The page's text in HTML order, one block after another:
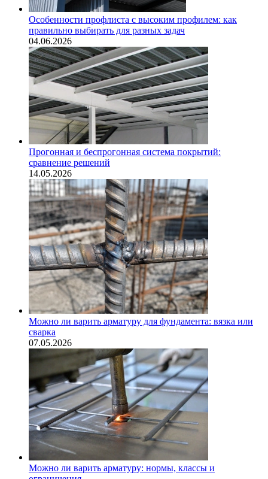
Особенности профлиста с высоким профилем: как
правильно выбирать для разных задач
04.06.2026
Прогонная и беспрогонная система покрытий:
сравнение решений
14.05.2026
Можно ли варить арматуру для фундамента: вязка или
сварка
07.05.2026
Можно ли варить арматуру: нормы, классы и